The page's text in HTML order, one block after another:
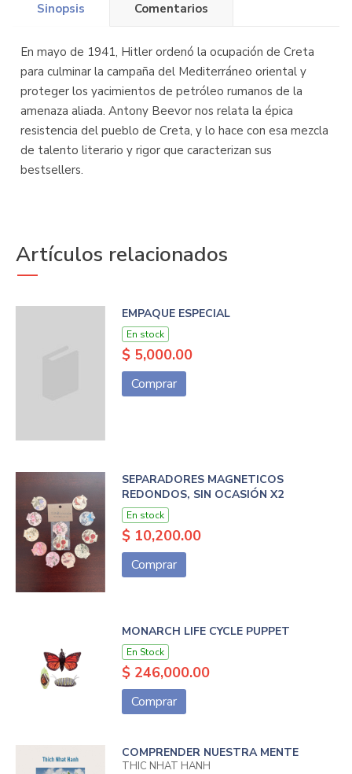
Sinopsis Comentarios
En mayo de 1941, Hitler ordenó la ocupación de Creta
para culminar la campaña del Mediterráneo oriental y
proteger los yacimientos de petróleo rumanos de la
amenaza aliada. Antony Beevor nos relata la épica
resistencia del pueblo de Creta, y lo hace con esa mezcla
de talento literario y rigor que caracterizan sus
bestsellers.
Artículos relacionados
EMPAQUE ESPECIAL
En stock
$ 5,000.00
Comprar
SEPARADORES MAGNETICOS
REDONDOS, SIN OCASIÓN X2
En stock
$ 10,200.00
Comprar
MONARCH LIFE CYCLE PUPPET
En Stock
$ 246,000.00
Comprar
COMPRENDER NUESTRA MENTE
THIC NHAT HANH